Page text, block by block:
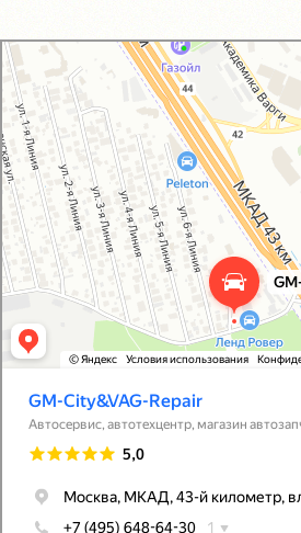
GM-City&VAG-Repair
Автосервис, автотехцентр в Москве
Магазин автозапчастей и автотоваров в Москве